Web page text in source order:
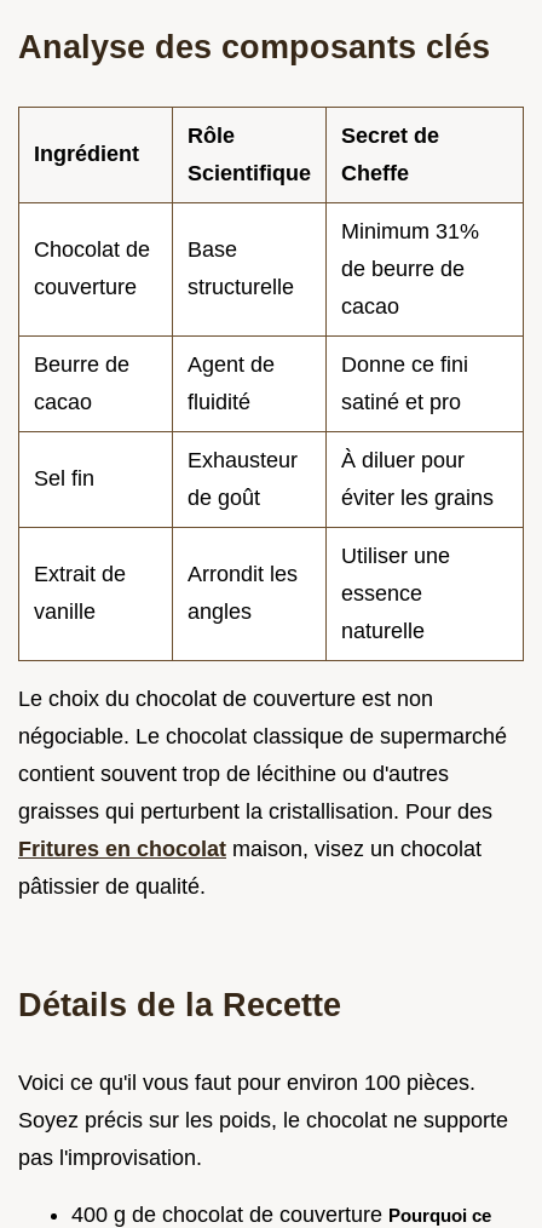
Analyse des composants clés
Ingrédient
Rôle
Scientifique
Secret de
Cheffe
Chocolat de
couverture
Base
structurelle
Minimum 31%
de beurre de
cacao
Beurre de
cacao
Agent de
fluidité
Donne ce fini
satiné et pro
Sel fin
Exhausteur
de goût
À diluer pour
éviter les grains
Extrait de
vanille
Arrondit les
angles
Utiliser une
essence
naturelle
Le choix du chocolat de couverture est non
négociable. Le chocolat classique de supermarché
contient souvent trop de lécithine ou d'autres
graisses qui perturbent la cristallisation. Pour des
Fritures en chocolat maison, visez un chocolat
pâtissier de qualité.
Détails de la Recette
Voici ce qu'il vous faut pour environ 100 pièces.
Soyez précis sur les poids, le chocolat ne supporte
pas l'improvisation.
400 g de chocolat de couverture Pourquoi ce